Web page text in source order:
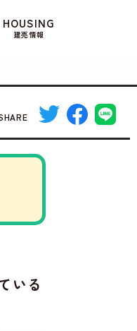
HOUSING
建売情報
いる
ーを極めて重視し
覧ください。